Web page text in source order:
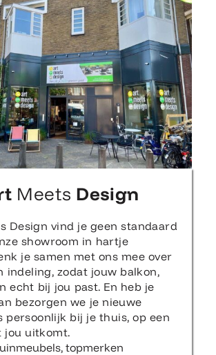
Meets Design
Design vind je geen standaard
showroom in hartje
je samen met ons mee over
indeling, zodat jouw balkon,
echt bij jou past. En heb je
bezorgen we je nieuwe
persoonlijk bij je thuis, op een
jou uitkomt.
topmerken